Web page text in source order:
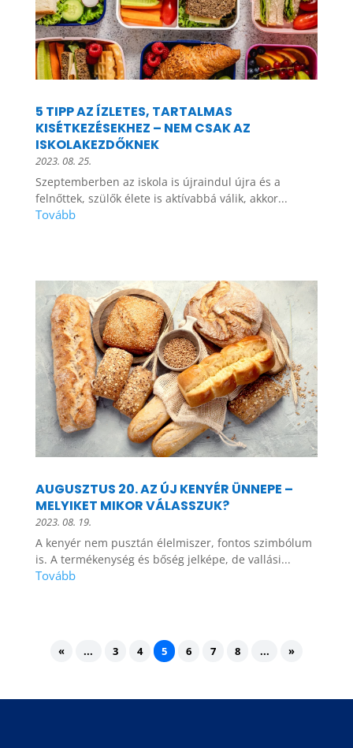
5 TIPP AZ ÍZLETES, TARTALMAS
KISÉTKEZÉSEKHEZ – NEM CSAK AZ
ISKOLAKEZDŐKNEK
2023. 08. 25.
Szeptemberben az iskola is újraindul újra és a
felnőttek, szülők élete is aktívabbá válik, akkor...
AUGUSZTUS 20. AZ ÚJ KENYÉR ÜNNEPE –
MELYIKET MIKOR VÁLASSZUK?
2023. 08. 19.
A kenyér nem pusztán élelmiszer, fontos szimbólum
is. A termékenység és bőség jelképe, de vallási...
« ... 3 4 5 6 7 8 ... »